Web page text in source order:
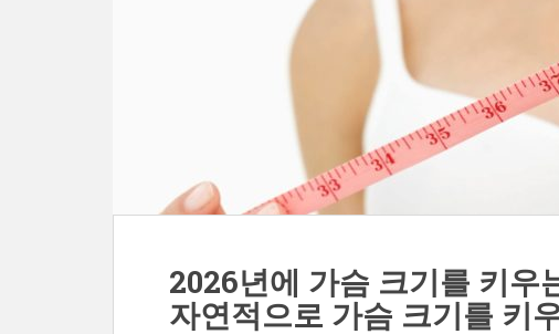
2026년에 가슴 크기를 키우
자연적으로 가슴 크기를 키